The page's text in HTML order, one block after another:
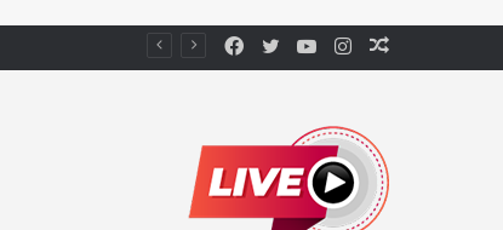
Instagram
YouTube
Twitter
Facebook